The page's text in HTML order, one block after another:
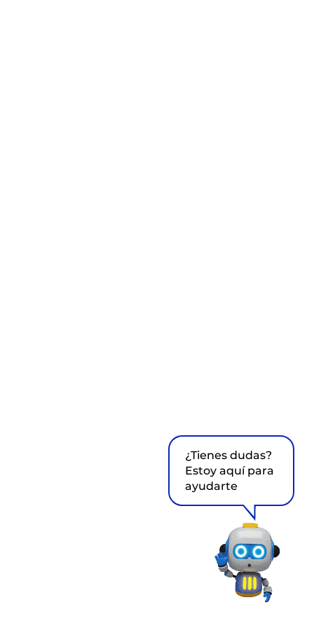
¿Tienes dudas?
Estoy aquí para
ayudarte